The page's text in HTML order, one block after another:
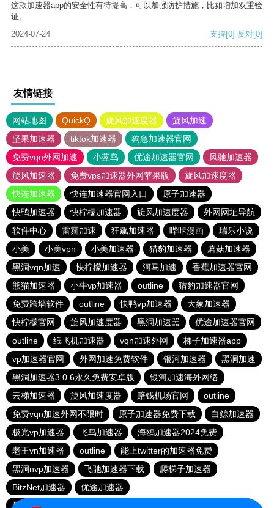
这款加速器app的安全性有待提高，可以加强防护措施，比如增加双重验
证。
2024-07-24
支持[0] 反对[0]
友情链接
网站地图 QuickQ 旋风加速度器
旋风加速
坚果加速器
tiktok加速器
狗急加速器官网
免费vqn外网加速
小蓝鸟 优途加速器官网
风驰加速器
旋风加速器
免费vps加速器外网苹果版
旋风加速度器
快连加速器
快连加速器官网入口
原子加速器
快鸭加速器
快柠檬加速器 旋风加速度器
外网网址导航
软件中心
雷霆加速 狂飙加速器 哔咔漫画
瑞乐小说
小美
小美vpn 小美加速器 猎豹加速器
蘑菇加速器
黑洞vqn加速
快柠檬加速器 河马加速
香蕉加速器官网
熊猫加速器
小牛vp加速器 outline
猎豹加速器官网
免费跨墙软件
outline 快鸭vp加速器
大象加速器
快柠檬官网
旋风加速度器 黑洞加速噐
优途加速器官网
outline
纸飞机加速器 vqn加速外网
梯子加速器app
vp加速器官网
外网加速免费软件 银河加速器
黑洞加速
黑洞加速器3.0.6永久免费安卓版
银河加速海外网络
云梯加速器
旋风加速度器 赔钱机场官网
outline
免费vqn加速外网不限时
原子加速器免费下载
白鲸加速器
极光vp加速器
飞鸟加速器
海鸥加速器2024免费
老王vn加速器
outline
能上twitter的加速器免费
黑洞nvp加速器
飞驰加速器下载
爬梯子加速器
BitzNet加速器
优途加速器
暴雪vp永久免费加速器下载官网